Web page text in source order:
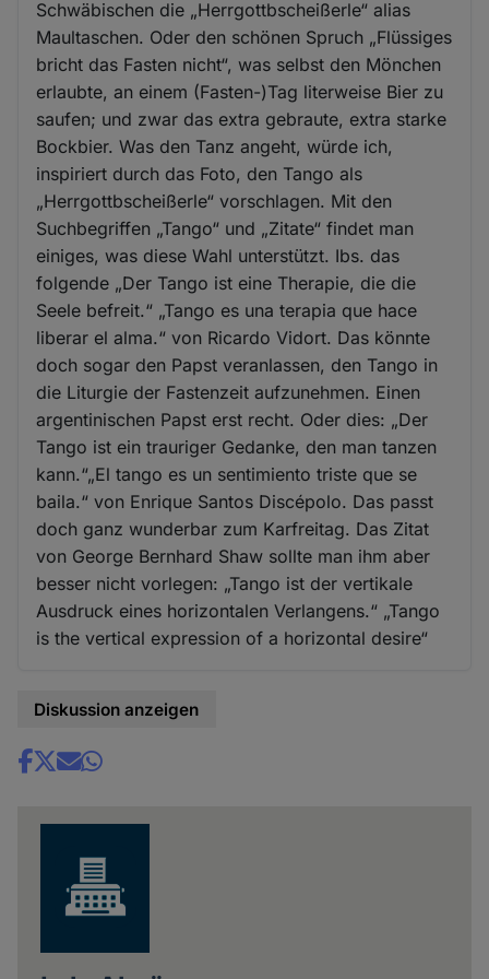
Schwäbischen die „Herrgottbscheißerle“ alias
Maultaschen. Oder den schönen Spruch „Flüssiges
bricht das Fasten nicht“, was selbst den Mönchen
erlaubte, an einem (Fasten-)Tag literweise Bier zu
saufen; und zwar das extra gebraute, extra starke
Bockbier. Was den Tanz angeht, würde ich,
inspiriert durch das Foto, den Tango als
„Herrgottbscheißerle“ vorschlagen. Mit den
Suchbegriffen „Tango“ und „Zitate“ findet man
einiges, was diese Wahl unterstützt. Ibs. das
folgende „Der Tango ist eine Therapie, die die
Seele befreit.“ „Tango es una terapia que hace
liberar el alma.“ von Ricardo Vidort. Das könnte
doch sogar den Papst veranlassen, den Tango in
die Liturgie der Fastenzeit aufzunehmen. Einen
argentinischen Papst erst recht. Oder dies: „Der
Tango ist ein trauriger Gedanke, den man tanzen
kann.“„El tango es un sentimiento triste que se
baila.“ von Enrique Santos Discépolo. Das passt
doch ganz wunderbar zum Karfreitag. Das Zitat
von George Bernhard Shaw sollte man ihm aber
besser nicht vorlegen: „Tango ist der vertikale
Ausdruck eines horizontalen Verlangens.“ „Tango
is the vertical expression of a horizontal desire“
Diskussion anzeigen
Share